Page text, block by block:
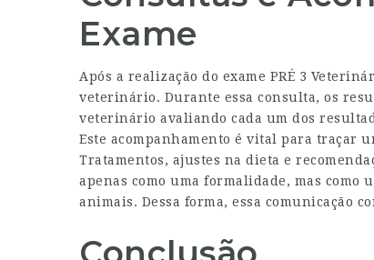
Exame
Após a realização do exame PRÉ 3
veterinário. Durante essa consulta, os
veterinário avaliando cada um dos
Este acompanhamento é vital para traçar
Tratamentos, ajustes na dieta e
apenas como uma formalidade, mas como
animais. Dessa forma, essa comunicação